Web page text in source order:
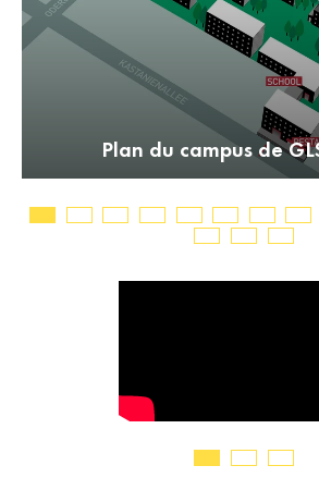
Plan du campus de